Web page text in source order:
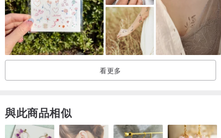
PAPERSELF是來自英國倫敦的品牌，設計出能打造個人魅力的
『Body Art 』一直是主要設計出發點。大部分的作品都是由
PAPERSELF團隊及客座獨立設計師們手繪原創設計，透過一筆一畫
包含著溫度的作品，希望能成為生活中妳的穿搭、妳的飾品、甚至是
妳的心情。
的質感，經過無數個環節的完美組合，成就了這些小而精緻的時尚藝
術，給正在找尋獨有個人風格特別的妳。
看更多
與此商品相似